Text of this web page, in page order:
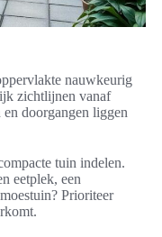
nauwkeurig
zichtlijnen vanaf
doorgangen liggen
tuin indelen.
eetplek, een
Prioriteer